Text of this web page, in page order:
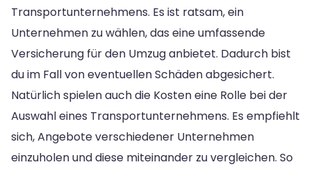
Transportunternehmens. Es ist ratsam, ein
Unternehmen zu wählen, das eine umfassende
Versicherung für den Umzug anbietet. Dadurch bist
du im Fall von eventuellen Schäden abgesichert.
Natürlich spielen auch die Kosten eine Rolle bei der
Auswahl eines Transportunternehmens. Es empfiehlt
sich, Angebote verschiedener Unternehmen
einzuholen und diese miteinander zu vergleichen. So